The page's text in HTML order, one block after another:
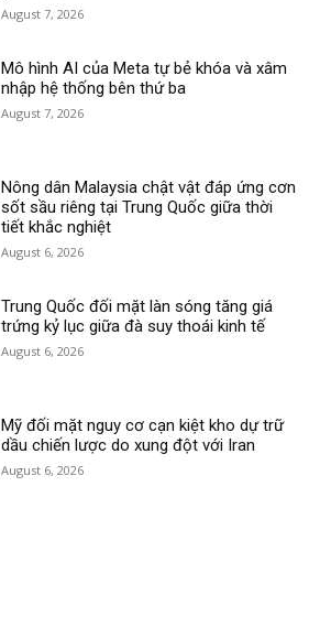
August 7, 2026
Mô hình AI của Meta tự bẻ khóa và xâm
nhập hệ thống bên thứ ba
August 7, 2026
Nông dân Malaysia chật vật đáp ứng cơn
sốt sầu riêng tại Trung Quốc giữa thời
tiết khắc nghiệt
August 6, 2026
Trung Quốc đối mặt làn sóng tăng giá
trứng kỷ lục giữa đà suy thoái kinh tế
August 6, 2026
Mỹ đối mặt nguy cơ cạn kiệt kho dự trữ
dầu chiến lược do xung đột với Iran
August 6, 2026